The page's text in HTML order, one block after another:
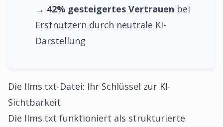
→ 42% gesteigertes Vertrauen bei
Erstnutzern durch neutrale KI-
Darstellung
Die llms.txt-Datei: Ihr Schlüssel zur KI-
Sichtbarkeit
Die llms.txt funktioniert als strukturierte